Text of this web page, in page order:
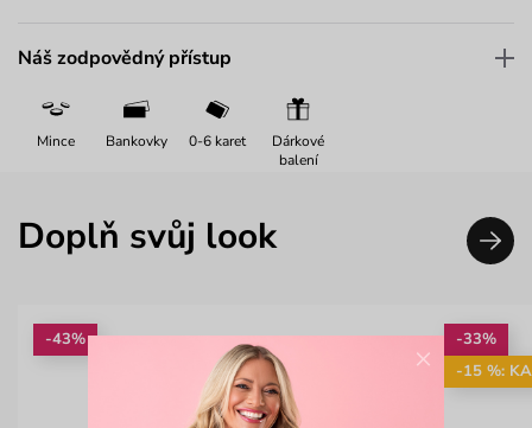
Náš zodpovědný přístup
Mince Bankovky 0-6 karet
Dárkové
balení
Doplň svůj look
-43%
-33%
-15 %:
×